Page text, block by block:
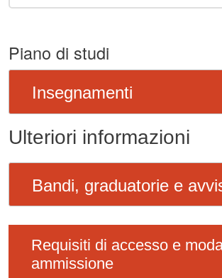
Piano di studi
Insegnamenti
Ulteriori informazioni
Bandi, graduatorie e
Requisiti di accesso e
ammissione